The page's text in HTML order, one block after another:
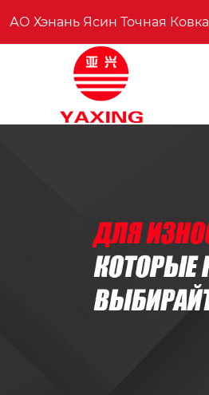
АО Хэнань Ясин Точная Ковка